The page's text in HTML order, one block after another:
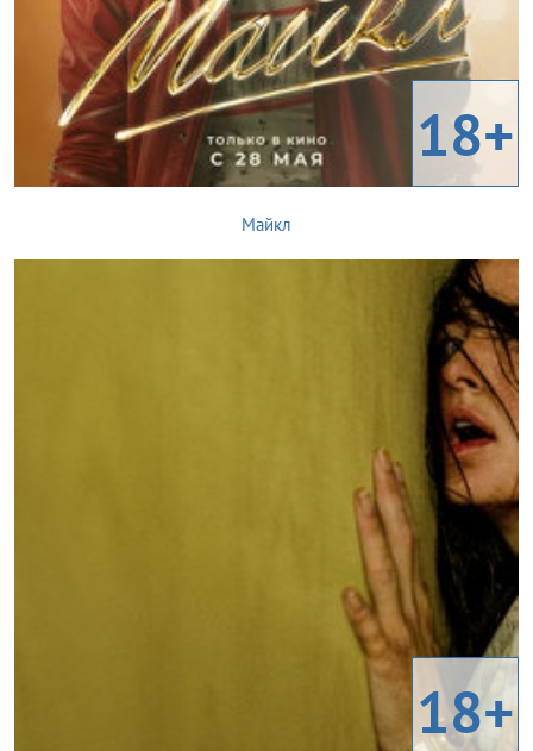
18+
Майкл
18+